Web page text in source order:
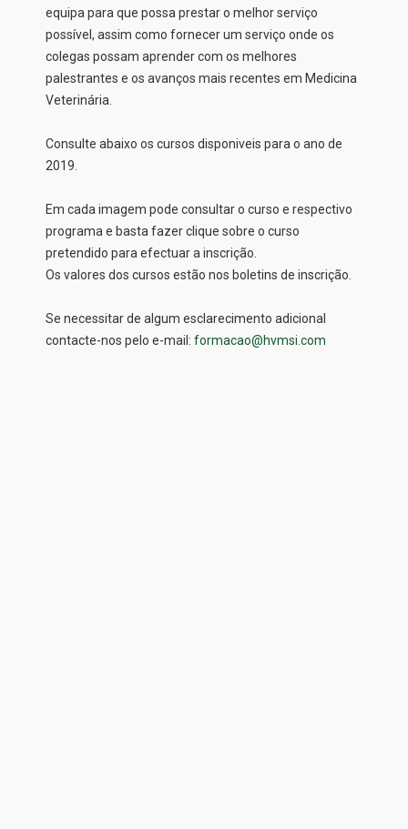
equipa para que possa prestar o melhor serviço
possível, assim como fornecer um serviço onde os
colegas possam aprender com os melhores
palestrantes e os avanços mais recentes em Medicina
Veterinária.
Consulte abaixo os cursos disponiveis para o ano de
2019.
Em cada imagem pode consultar o curso e respectivo
programa e basta fazer clique sobre o curso
pretendido para efectuar a inscrição.
Os valores dos cursos estão nos boletins de inscrição.
Se necessitar de algum esclarecimento adicional
contacte-nos pelo e-mail: formacao@hvmsi.com